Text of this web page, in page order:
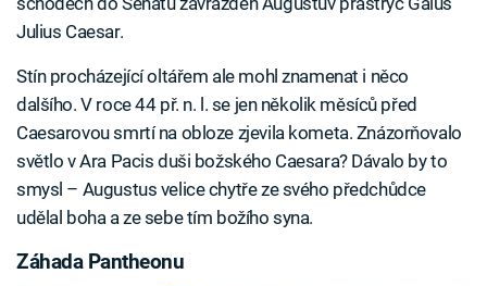
Julius Caesar.
Stín procházející oltářem ale mohl znamenat i něco
dalšího. V roce 44 př. n. l. se jen několik měsíců před
Caesarovou smrtí na obloze zjevila kometa. Znázorňovalo
světlo v Ara Pacis duši božského Caesara? Dávalo by to
smysl – Augustus velice chytře ze svého předchůdce
udělal boha a ze sebe tím božího syna.
Záhada Pantheonu